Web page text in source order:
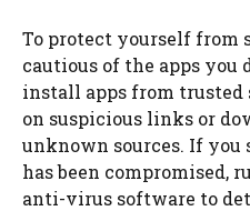
To protect yourself from
cautious of the apps you
install apps from
on suspicious links or
unknown sources. If you
has been compromised,
anti-virus software to